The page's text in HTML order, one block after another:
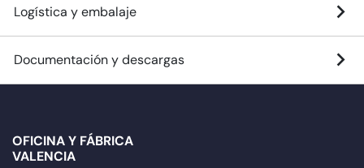
Logística y embalaje
Documentación y descargas
OFICINA Y FÁBRICA
VALENCIA